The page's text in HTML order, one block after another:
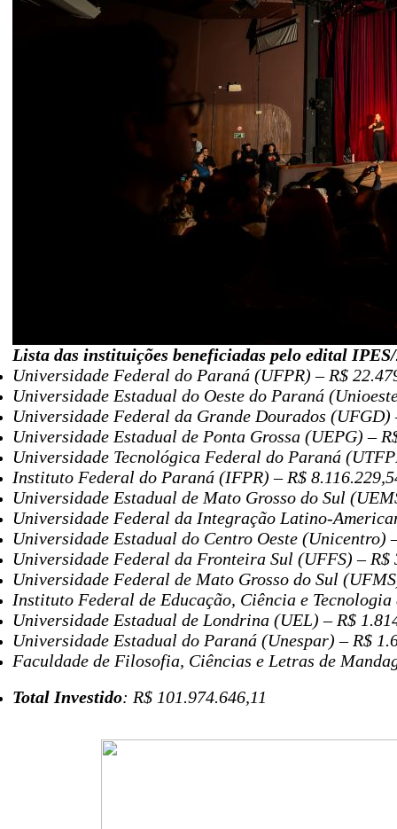
Lista das instituições beneficiadas pelo edital
Universidade Federal do Paraná (UFPR) – R$
Universidade Estadual do Oeste do Paraná
Universidade Federal da Grande Dourados (UFGD)
Universidade Estadual de Ponta Grossa (UEPG) –
Universidade Tecnológica Federal do Paraná
Instituto Federal do Paraná (IFPR) – R$
Universidade Estadual de Mato Grosso do Sul
Universidade Federal da Integração Latino-
Universidade Estadual do Centro Oeste (Unicentro)
Universidade Federal da Fronteira Sul (UFFS) – R$
Universidade Federal de Mato Grosso do Sul
Instituto Federal de Educação, Ciência e
Universidade Estadual de Londrina (UEL) – R$
Universidade Estadual do Paraná (Unespar) – R$
Faculdade de Filosofia, Ciências e Letras de
Total Investido: R$ 101.974.646,11